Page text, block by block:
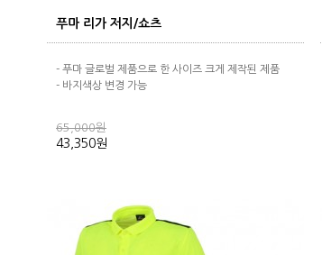
푸마 리가 저지/쇼츠
- 푸마 글로벌 제품으로 한 사이즈 크게 제작된 제품
- 바지색상 변경 가능
65,000원
43,350원